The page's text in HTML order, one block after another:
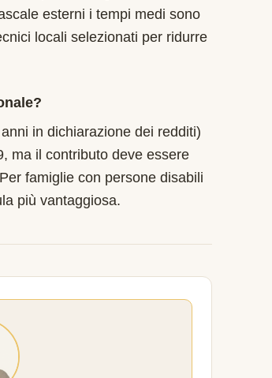
esterni i tempi medi sono
locali selezionati per ridurre
in dichiarazione dei redditi)
ma il contributo deve essere
famiglie con persone disabili
più vantaggiosa.